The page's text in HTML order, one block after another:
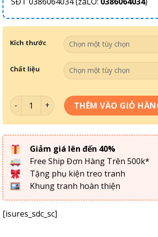
Kích thước
Chất liệu
Tranh Treo Tường- Tranh Đồng Quê TDQ
THÊM VÀO GIỎ
Giảm giá lên đến 40%
Free Ship Đơn Hàng Trên 500k*
Tặng phụ kiện treo tranh
Khung tranh hoàn thiện
[isures_sdc_sc]